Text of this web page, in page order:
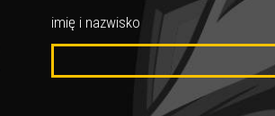
imię i nazwisko